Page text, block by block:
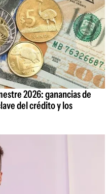
2026: ganancias de
del crédito y los